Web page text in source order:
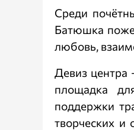
Среди
Батюшка
любовь,
Девиз центра
площадка
поддержки
творческих и